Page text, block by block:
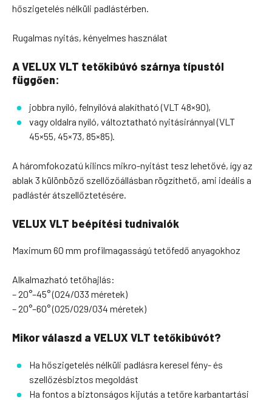
hőszigetelés nélküli padlástérben.
Rugalmas nyitás, kényelmes használat
A VELUX VLT tetőkibúvó szárnya típustól
függően:
jobbra nyíló, felnyílóvá alakítható (VLT 48×90),
vagy oldalra nyíló, változtatható nyitásiránnyal (VLT
45×55, 45×73, 85×85).
A háromfokozatú kilincs mikro-nyitást tesz lehetővé, így az
ablak 3 különböző szellőzőállásban rögzíthető, ami ideális a
padlástér átszellőztetésére.
VELUX VLT beépítési tudnivalók
Maximum 60 mm profilmagasságú tetőfedő anyagokhoz
Alkalmazható tetőhajlás:
– 20°–45° (024/033 méretek)
– 20°–60° (025/029/034 méretek)
Mikor válaszd a VELUX VLT tetőkibúvót?
Ha hőszigetelés nélküli padlásra keresel fény- és
szellőzésbiztos megoldást
Ha fontos a biztonságos kijutás a tetőre karbantartási